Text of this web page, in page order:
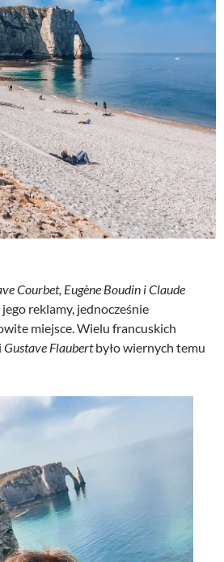
Courbet, Eugène Boudin i Claude
reklamy, jednocześnie
miejsce. Wielu francuskich
i Gustave Flaubertbyło wiernych temu